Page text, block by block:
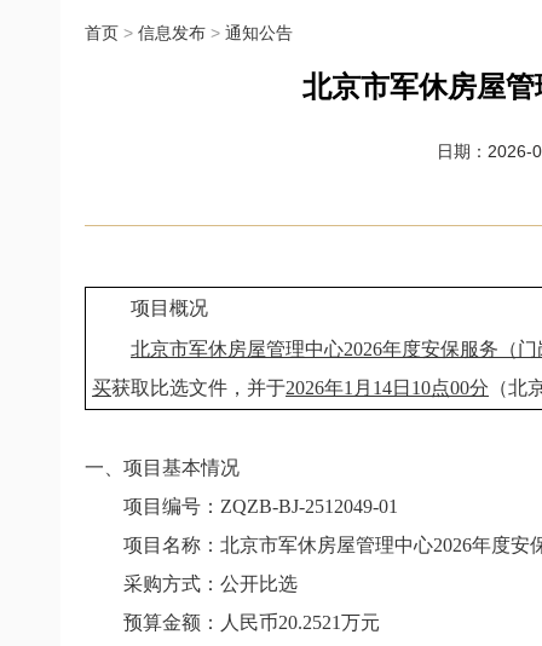
首页 > 信息发布 > 通知公告
北京市军休房屋
日期：2026-
项目概况
北京市军休房屋管理中心2026年度安保服务（
买获取比选文件，并于2026年1月14日10点00分 （北
一、项目基本情况
项目编号： ZQZB-BJ-2512049-01
项目名称：北京市军休房屋管理中心2026年度安
采购方式：公开比选
预算金额：人民币20.2521万元